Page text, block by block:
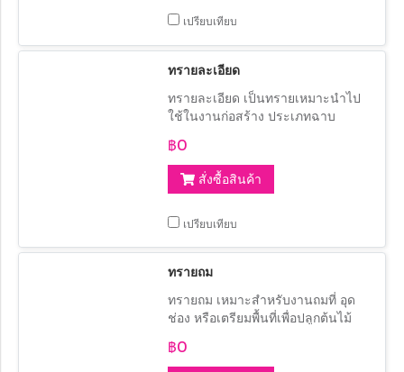
เปรียบเทียบ
ทรายละเอียด
ทรายละเอียด เป็นทรายเหมาะนำไป
ใช้ในงานก่อสร้าง ประเภทฉาบ
฿0
สั่งซื้อสินค้า
เปรียบเทียบ
ทรายถม
ทรายถม เหมาะสำหรับงานถมที่ อุด
ช่อง หรือเตรียมพื้นที่เพื่อปลูกต้นไม้
฿0